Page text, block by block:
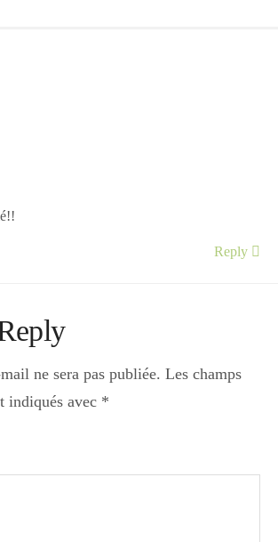
Reply
ne sera pas publiée. Les champs
indiqués avec *